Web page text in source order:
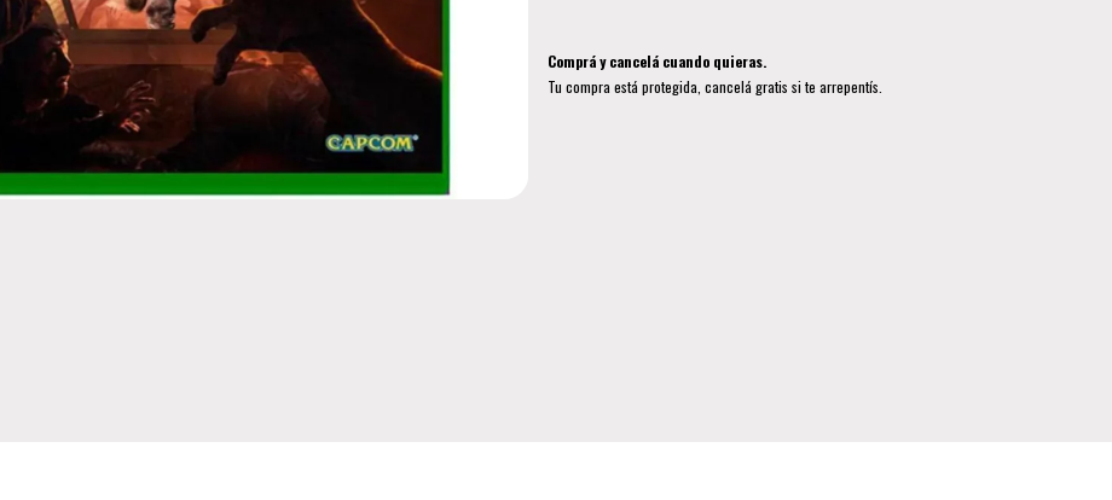
Comprá y cancelá cuando quieras.
Tu compra está protegida, cancelá gratis si te arrepentís.